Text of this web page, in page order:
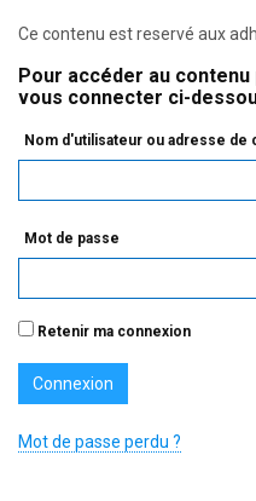
Ce contenu est reservé aux
Pour accéder au
vous connecter ci-
Nom d'utilisateur ou adresse de
Mot de passe
Retenir ma connexion
Mot de passe perdu ?